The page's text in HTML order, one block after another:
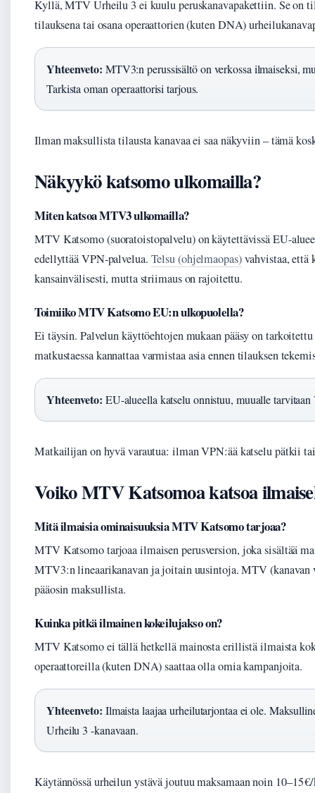
Kyllä, MTV Urheilu 3 ei kuulu peruskanavapakettiin. Se on
tilauksena tai osana operaattorien (kuten DNA)
Yhteenveto: MTV3:n perussisältö on verkossa ilmaiseksi,
Tarkista oman operaattorisi tarjous.
Ilman maksullista tilausta kanavaa ei saa näkyviin – tämä
Näkyykö katsomo ulkomailla?
Miten katsoa MTV3 ulkomailla?
MTV Katsomo (suoratoistopalvelu) on käytettävissä EU-
edellyttää VPN-palvelua. Telsu (ohjelmaopas)vahvistaa, että
kansainvälisesti, mutta striimaus on rajoitettu.
Toimiiko MTV Katsomo EU:n ulkopuolella?
Ei täysin. Palvelun käyttöehtojen mukaan pääsy on
matkustaessa kannattaa varmistaa asia ennen tilauksen
Yhteenveto: EU-alueella katselu onnistuu, muualle
Matkailijan on hyvä varautua: ilman VPN:ää katselu pätkii
Voiko MTV Katsomoa katsoa
Mitä ilmaisia ominaisuuksia MTV Katsomo tarjoaa?
MTV Katsomo tarjoaa ilmaisen perusversion, joka sisältää
MTV3:n lineaarikanavan ja joitain uusintoja. MTV
pääosin maksullista.
Kuinka pitkä ilmainen kokeilujakso on?
MTV Katsomo ei tällä hetkellä mainosta erillistä ilmaista
operaattoreilla (kuten DNA) saattaa olla omia kampanjoita.
Yhteenveto: Ilmaista laajaa urheilutarjontaa ei ole.
Urheilu 3 -kanavaan.
Käytännössä urheilun ystävä joutuu maksamaan noin 10–15